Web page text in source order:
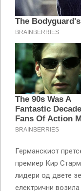
Германскиот
премиер Кир
лидери од двете
електрични